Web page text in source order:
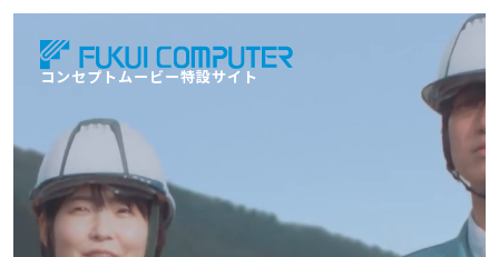
コンセプトムービー特設サイト